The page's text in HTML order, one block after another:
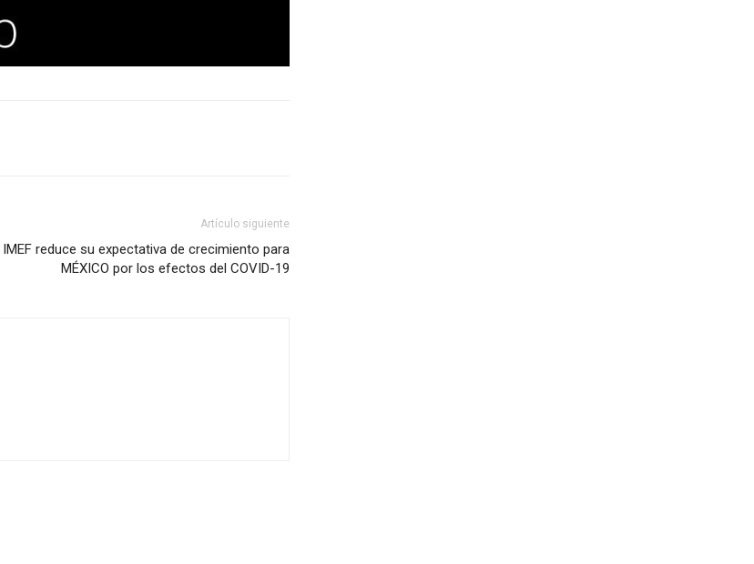
Artículo siguiente
IMEF reduce su expectativa de crecimiento para
MÉXICO por los efectos del COVID-19